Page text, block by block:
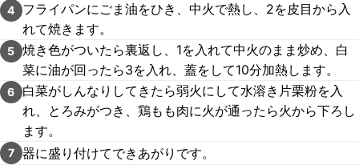
4
フライパンにごま油をひき、中火で熱し、2を皮目から入
れて焼きます。
5 焼き色がついたら裏返し、1を入れて中火のまま炒め、白
菜に油が回ったら3を入れ、蓋をして10分加熱します。
6
白菜がしんなりしてきたら弱火にして水溶き片栗粉を入
れ、とろみがつき、鶏もも肉に火が通ったら火から下ろし
ます。
7 器に盛り付けてできあがりです。